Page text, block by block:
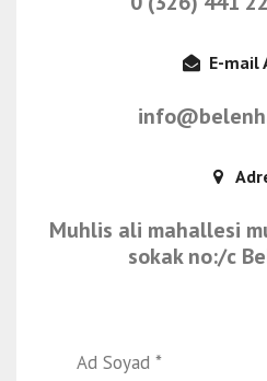
E-mail
Muhlis ali mahallesi
sokak no:/c
Ad Soyad *